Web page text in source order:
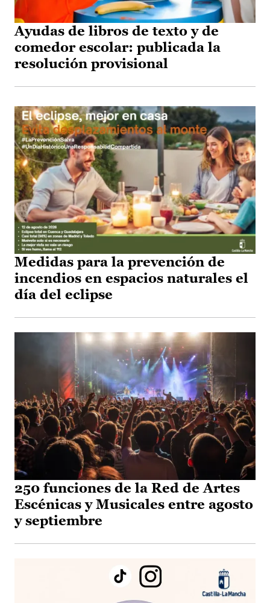
Ayudas de libros de texto y de
comedor escolar: publicada la
resolución provisional
Medidas para la prevención de
incendios en espacios naturales el
día del eclipse
250 funciones de la Red de Artes
Escénicas y Musicales entre agosto
y septiembre